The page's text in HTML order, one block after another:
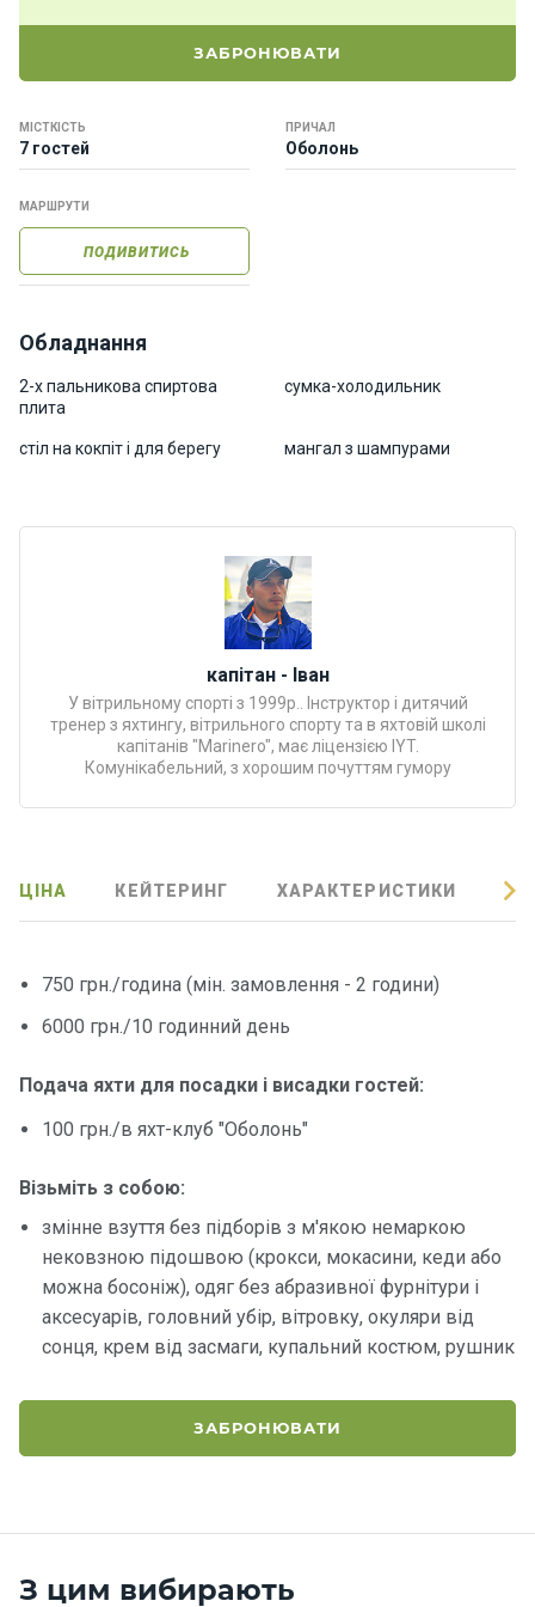
ЗАБРОНЮВАТИ
МІСТКІСТЬ
7 гостей
ПРИЧАЛ
Оболонь
МАРШРУТИ
ПОДИВИТИСЬ
Обладнання
2-х пальникова спиртова
плита
сумка-холодильник
стіл на кокпіт і для берегу мангал з шампурами
капітан - Іван
У вітрильному спорті з 1999р.. Інструктор і дитячий
тренер з яхтингу, вітрильного спорту та в яхтовій школі
капітанів "Marinero", має ліцензією IYT.
Комунікабельний, з хорошим почуттям гумору
ЦІНА КЕЙТЕРИНГ ХАРАКТЕРИСТИКИ
750 грн./година (мін. замовлення - 2 години)
6000 грн./10 годинний день
Подача яхти для посадки і висадки гостей:
100 грн./в яхт-клуб "Оболонь"
Візьміть з собою:
змінне взуття без підборів з м'якою немаркою
нековзною підошвою (крокси, мокасини, кеди або
можна босоніж), одяг без абразивної фурнітури і
аксесуарів, головний убір, вітровку, окуляри від
сонця, крем від засмаги, купальний костюм, рушник
ЗАБРОНЮВАТИ
З цим вибирають
і
К
а
е
р
и
Про
Подару
нкові
сертифі
кати
янки
Контакт